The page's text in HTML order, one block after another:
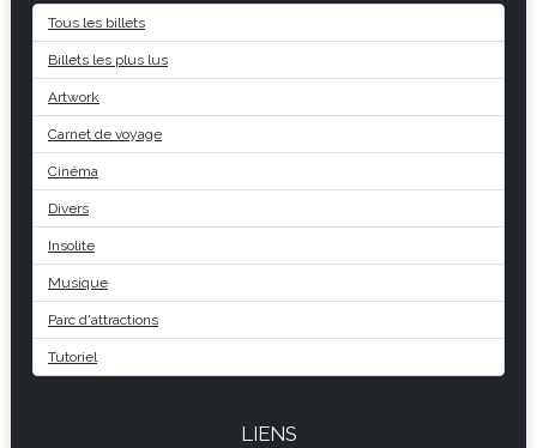
Tous les billets
Billets les plus lus
Artwork
Carnet de voyage
Cinéma
Divers
Insolite
Musique
Parc d'attractions
Tutoriel
LIENS